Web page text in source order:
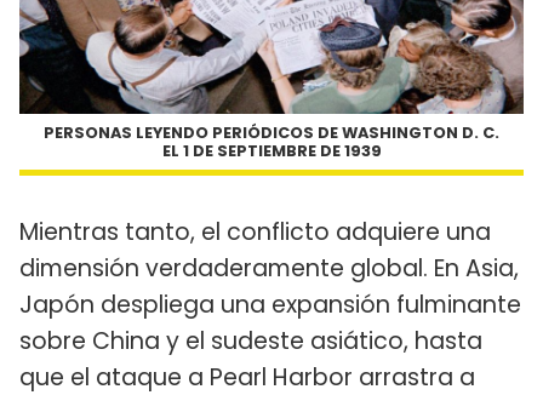
PERSONAS LEYENDO PERIÓDICOS DE WASHINGTON D. C.
EL 1 DE SEPTIEMBRE DE 1939
Mientras tanto, el conflicto adquiere una
dimensión verdaderamente global. En Asia,
Japón despliega una expansión fulminante
sobre China y el sudeste asiático, hasta
que el ataque a Pearl Harbor arrastra a